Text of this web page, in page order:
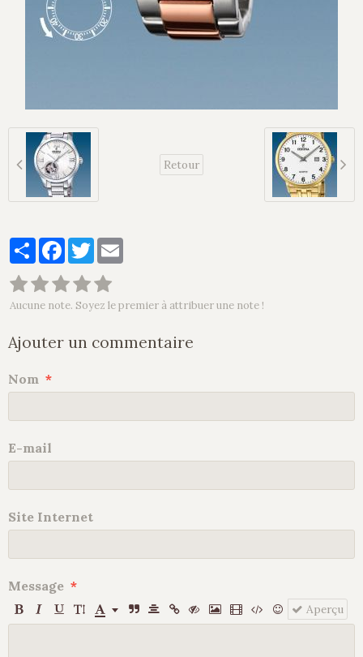
Retour
PartagerFacebook
Twitter
Aucune note. Soyez le premier à attribuer une note !
Ajouter un commentaire
Nom
E-mail
Site Internet
Message
Aperçu